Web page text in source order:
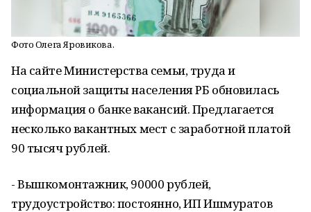
Фото Олега Яровикова.
На сайте Министерства семьи, труда и
социальной защиты населения РБ обновилась
информация о банке вакансий. Предлагается
несколько вакантных мест с заработной платой
90 тысяч рублей.
- Вышкомонтажник, 90000 рублей,
трудоустройство: постоянно, ИП Ишмуратов